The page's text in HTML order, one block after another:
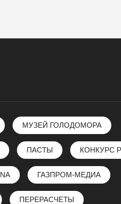
МУЗЕЙ ГОЛОДОМОРА
ПАСТЫ КОНКУРС
ГАЗПРОМ-МЕДИА
ПЕРЕРАСЧЕТЫ